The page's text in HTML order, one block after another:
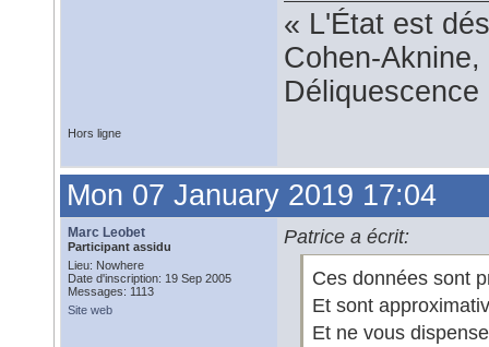
« L'État est
Cohen-
Hors ligne
Mon 07 January 2019 17:04
Marc Leobet
Participant assidu
Lieu: Nowhere
Date d'inscription: 19 Sep 2005
Messages: 1113
Site web
Patrice a écrit:
Ces données sont
Et sont
Et ne vous